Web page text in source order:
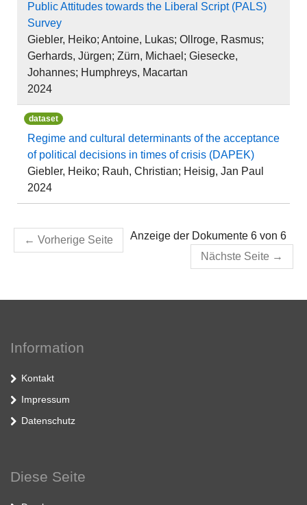
Public Attitudes towards the Liberal Script (PALS)
Survey
Giebler, Heiko; Antoine, Lukas; Ollroge, Rasmus;
Gerhards, Jürgen; Zürn, Michael; Giesecke,
Johannes; Humphreys, Macartan
2024
dataset
Regime and cultural determinants of the acceptance
of political decisions in times of crisis (DAPEK)
Giebler, Heiko; Rauh, Christian; Heisig, Jan Paul
2024
← Vorherige Seite
Anzeige der Dokumente 6 von 6
Nächste Seite →
Information
Kontakt
Impressum
Datenschutz
Diese Seite